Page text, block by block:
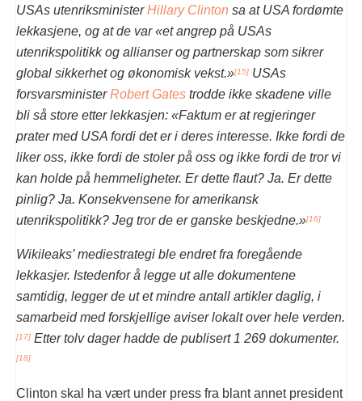
USAs utenriksministerHillary Clinton sa at USA fordømte
lekkasjene, og at de var «et angrep på USAs
utenrikspolitikk og allianser og partnerskap som sikrer
global sikkerhet og økonomisk vekst.»[15] USAs
forsvarsministerRobert Gates trodde ikke skadene ville
bli så store etter lekkasjen: «Faktum er at regjeringer
prater med USA fordi det er i deres interesse. Ikke fordi de
liker oss, ikke fordi de stoler på oss og ikke fordi de tror vi
kan holde på hemmeligheter. Er dette flaut? Ja. Er dette
pinlig? Ja. Konsekvensene for amerikansk
utenrikspolitikk? Jeg tror de er ganske beskjedne.»[16]
Wikileaks’ mediestrategi ble endret fra foregående
lekkasjer. Istedenfor å legge ut alle dokumentene
samtidig, legger de ut et mindre antall artikler daglig, i
samarbeid med forskjellige aviser lokalt over hele verden.
[17] Etter tolv dager hadde de publisert 1 269 dokumenter.
[18]
Clinton skal ha vært under press fra blant annet president